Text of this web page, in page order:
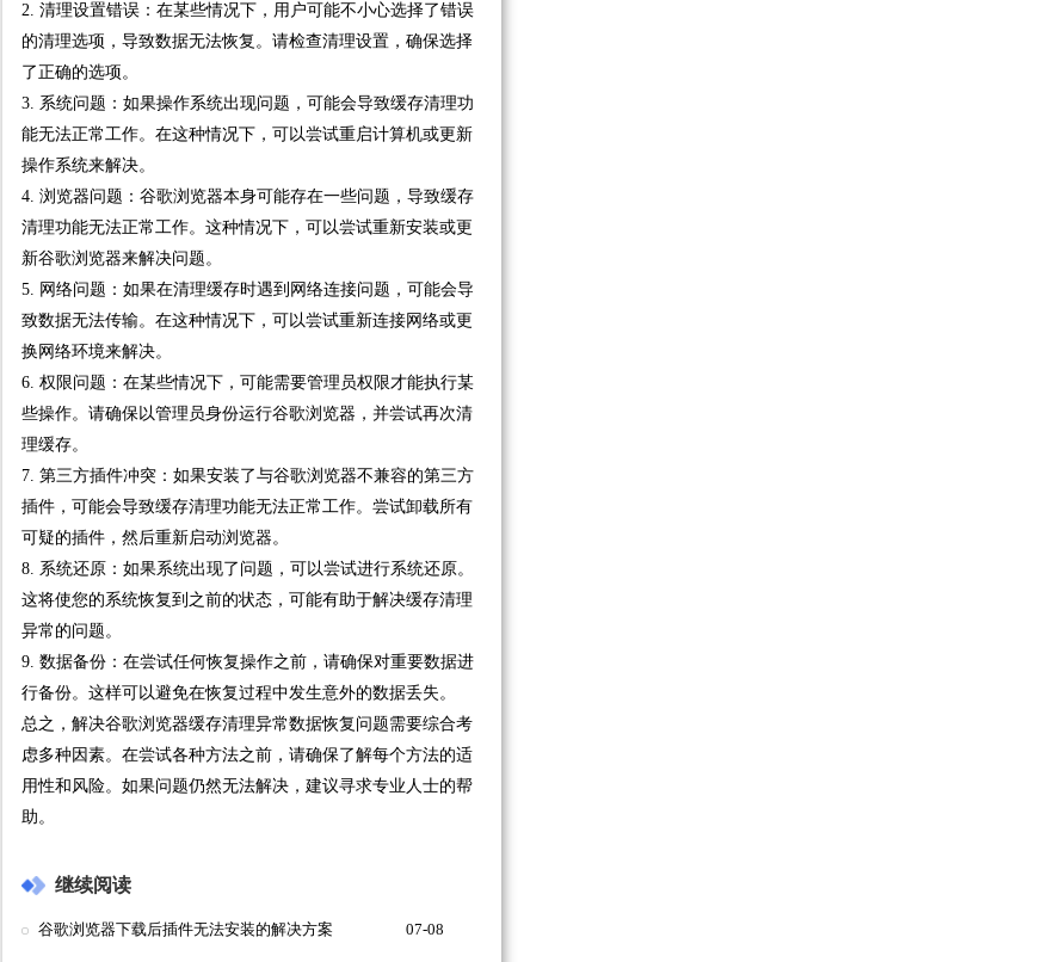
2. 清理设置错误：在某些情况下，用户可能不小心选择了错误
的清理选项，导致数据无法恢复。请检查清理设置，确保选择
了正确的选项。
3. 系统问题：如果操作系统出现问题，可能会导致缓存清理功
能无法正常工作。在这种情况下，可以尝试重启计算机或更新
操作系统来解决。
4. 浏览器问题：谷歌浏览器本身可能存在一些问题，导致缓存
清理功能无法正常工作。这种情况下，可以尝试重新安装或更
新谷歌浏览器来解决问题。
5. 网络问题：如果在清理缓存时遇到网络连接问题，可能会导
致数据无法传输。在这种情况下，可以尝试重新连接网络或更
换网络环境来解决。
6. 权限问题：在某些情况下，可能需要管理员权限才能执行某
些操作。请确保以管理员身份运行谷歌浏览器，并尝试再次清
理缓存。
7. 第三方插件冲突：如果安装了与谷歌浏览器不兼容的第三方
插件，可能会导致缓存清理功能无法正常工作。尝试卸载所有
可疑的插件，然后重新启动浏览器。
8. 系统还原：如果系统出现了问题，可以尝试进行系统还原。
这将使您的系统恢复到之前的状态，可能有助于解决缓存清理
异常的问题。
9. 数据备份：在尝试任何恢复操作之前，请确保对重要数据进
行备份。这样可以避免在恢复过程中发生意外的数据丢失。
总之，解决谷歌浏览器缓存清理异常数据恢复问题需要综合考
虑多种因素。在尝试各种方法之前，请确保了解每个方法的适
用性和风险。如果问题仍然无法解决，建议寻求专业人士的帮
助。
继续阅读
谷歌浏览器下载后插件无法安装的解决方案 07-08